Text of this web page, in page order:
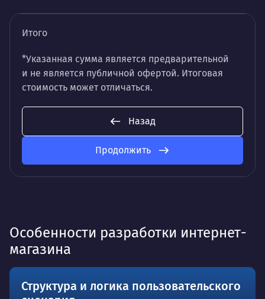
Итого
*Указанная сумма является предварительной
и не является публичной офертой. Итоговая
стоимость может отличаться.
Назад
Продолжить
Особенности разработки интернет-
магазина
Структура и логика пользовательского